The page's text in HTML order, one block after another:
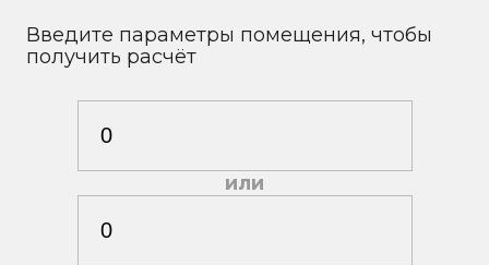
Введите параметры помещения, чтобы
получить расчёт
или